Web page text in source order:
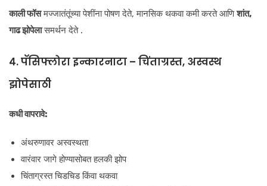
काली फॉसमज्जातंतूंच्या पेशींना पोषण देते, मानसिक थकवा कमी करते आणिशांत,
गाढ झोपेलासमर्थन देते .
४. पॅसिफ्लोरा इन्कारनाटा – चिंताग्रस्त, अस्वस्थ
झोपेसाठी
कधी वापरावे:
अंथरुणावर अस्वस्थता
वारंवार जागे होण्यासोबत हलकी झोप
चिंताग्रस्त चिडचिड किंवा थकवा